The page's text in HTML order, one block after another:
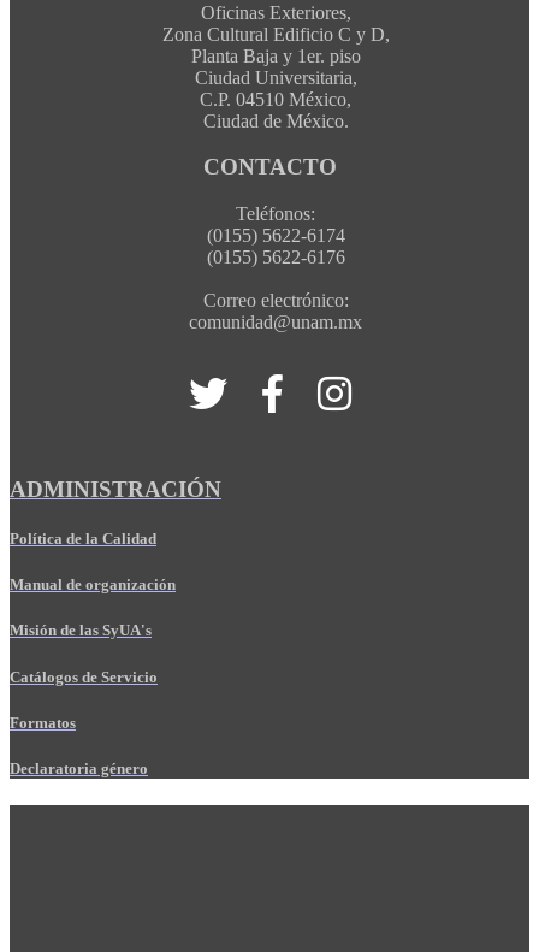
Oficinas Exteriores,
Zona Cultural Edificio C y D,
Planta Baja y 1er. piso
Ciudad Universitaria,
C.P. 04510 México,
Ciudad de México.
CONTACTO
Teléfonos:
(0155) 5622-6174
(0155) 5622-6176
Correo electrónico:
comunidad@unam.mx
ADMINISTRACIÓN
Política de la Calidad
Manual de organización
Misión de las SyUA's
Catálogos de Servicio
Formatos
Declaratoria género